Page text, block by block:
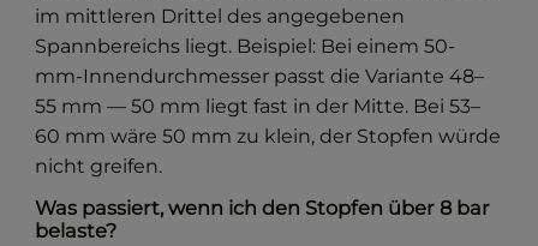
im mittleren Drittel des angegebenen
Spannbereichs liegt. Beispiel: Bei einem 50-
mm-Innendurchmesser passt die Variante 48–
55 mm — 50 mm liegt fast in der Mitte. Bei 53–
60 mm wäre 50 mm zu klein, der Stopfen würde
nicht greifen.
Was passiert, wenn ich den Stopfen über 8 bar
belaste?